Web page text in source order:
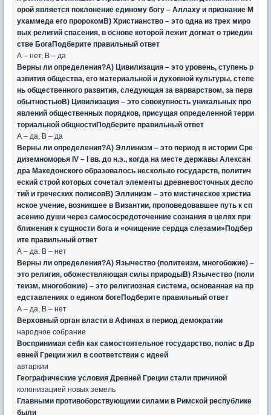
орой является поклонение единому богу – Аллаху и признание М
ухаммеда его пророкомВ) Христианство – это одна из трех миро
вых религий спасения, в основе которой лежит догмат о триедин
стве БогаПодберите правильный ответ
А – нет, В – да
Верны ли определения?А) Цивилизация – это уровень, ступень р
азвития общества, его материальной и духовной культуры, степе
нь общественного развития, следующая за варварством, за перв
обытностьюВ) Цивилизация – это совокупность уникальных про
явлений общественных порядков, присущая определенной терри
ториальной общностиПодберите правильный ответ
А – да, В – да
Верны ли определения?А) Эллинизм – это период в истории Сре
диземноморья IV – I вв. до н.э., когда на месте державы Алексан
дра Македонского образовалось несколько государств, политич
еский строй которых сочетал элементы древневосточных деспо
тий и греческих полисовВ) Эллинизм – это мистическое христиа
нское учение, возникшее в Византии, проповедовавшее путь к сп
асению души через самососредоточенние сознания в целях при
ближения к сущности бога и «очищение сердца слезами»Подбер
ите правильный ответ
А – да, В – нет
Верны ли определения?А) Язычество (политеизм, многобожие) –
это религия, обожествляющая силы природыВ) Язычество (поли
теизм, многобожие) – это религиозная система, основанная на пр
едставлениях о едином богеПодберите правильный ответ
А – да, В – нет
Верховный орган власти в Афинах в период демократии
народное собрание
Воспринимая себя как самостоятельное государство, полис в Др
евней Греции жил в соответствии с идеей
автаркии
Географические условия Древней Греции стали причиной
колонизацией новых земель
Главными противоборствующими силами в Римской республике
были